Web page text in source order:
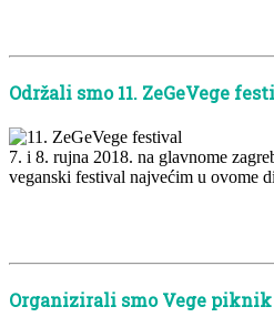
Održali smo 11. ZeGeVege
7. i 8. rujna 2018. na glavnome
veganski festival najvećim u ovome
Organizirali smo Vege